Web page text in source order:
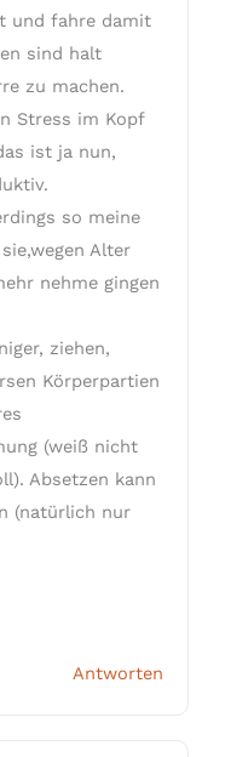
und fahre damit
sind halt
zu machen.
Stress im Kopf
ist ja nun,
so meine
Alter
nehme gingen
ziehen,
Körperpartien
(weiß nicht
Absetzen kann
(natürlich nur
Antworten